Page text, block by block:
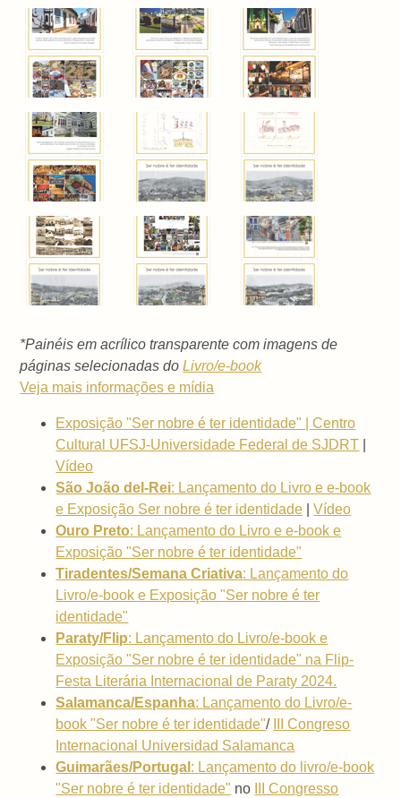
*Painéis em acrílico transparente com imagens de
páginas selecionadas doLivro/e-book
Veja mais informações e mídia
Exposição "Ser nobre é ter identidade" | Centro
Cultural UFSJ-Universidade Federal de SJDRT
Vídeo
São João del-Rei: Lançamento do Livro e e-book
e Exposição Ser nobre é ter identidade |Vídeo
Ouro Preto: Lançamento do Livro e e-book e
Exposição "Ser nobre é ter identidade"
Tiradentes/Semana Criativa: Lançamento do
Livro/e-book e Exposição "Ser nobre é ter
identidade"
Paraty/Flip: Lançamento do Livro/e-book e
Exposição "Ser nobre é ter identidade" na Flip-
Festa Literária Internacional de Paraty 2024.
Salamanca/Espanha: Lançamento do Livro/e-
book "Ser nobre é ter identidade"/
III Congreso
Internacional Universidad Salamanca
Guimarães/Portugal : Lançamento do livro/e-book
"Ser nobre é ter identidade" no
III Congresso